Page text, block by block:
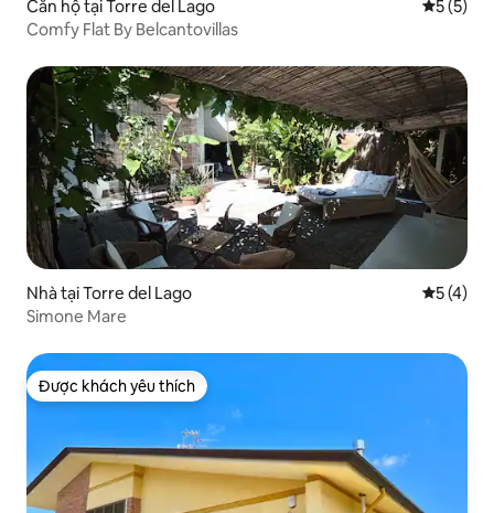
Căn hộ tại Torre del Lago Xếp5 (5)
Comfy Flat By Belcantovillas
Nhà tại Torre del Lago Xếp5 (4)
Simone Mare
Được khách yêu thích
Được khách yêu thích